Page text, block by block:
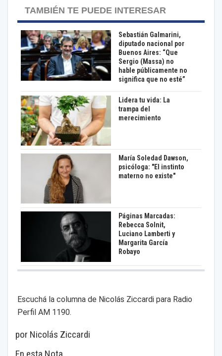
TAMBIÉN TE PUEDE INTERESAR
Sebastián Galmarini,
diputado nacional por
Buenos Aires: “Que
Sergio (Massa) no
hable públicamente no
significa que no esté”
Lidera tu vida: La
trampa del
merecimiento
María Soledad Dawson,
psicóloga: "El instinto
materno no existe"
Páginas Marcadas:
Rebecca Solnit,
Luciano Lamberti y
Margarita García
Robayo
Escuchá la columna de Nicolás Ziccardi para Radio
Perfil AM 1190.
por Nicolás Ziccardi